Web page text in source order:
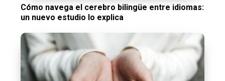
Cómo navega el cerebro bilingüe entre idiomas:
un nuevo estudio lo explica